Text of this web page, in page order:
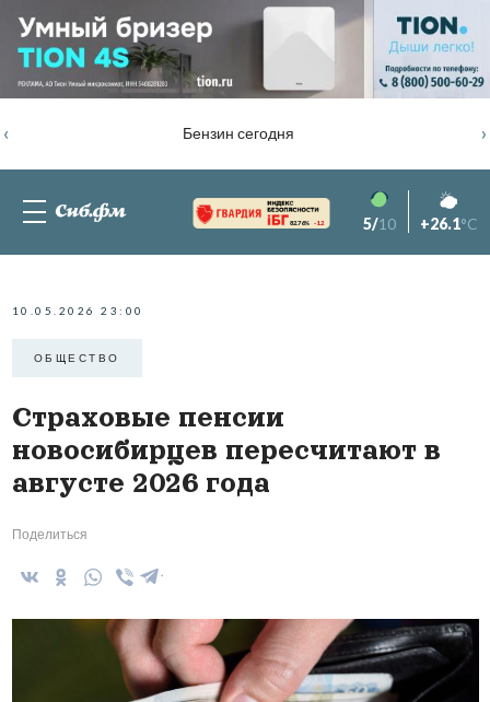
Бензин сегодня
‹ ›
82.76% -1.2 5/10 +26.1°C
10.05.2026 23:00
ОБЩЕСТВО
Страховые пенсии
новосибирцев пересчитают в
августе 2026 года
Поделиться